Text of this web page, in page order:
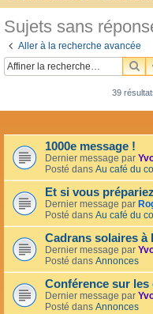
Sujets sans
Aller à la recherche avancée
39
1000e message !
Dernier message par
Posté dans Au café du
Et si vous
Dernier message par
Posté dans Au café du
Cadrans solaires à
Dernier message par
Posté dans Annonces
Conférence sur
Dernier message par
Posté dans Annonces